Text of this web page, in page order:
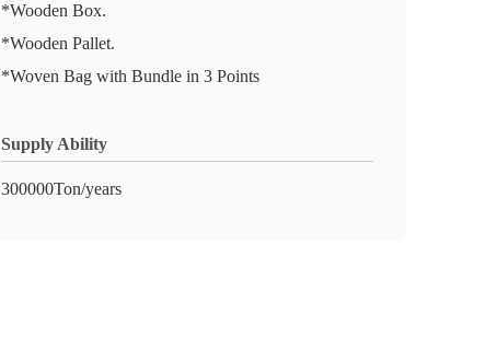
*Wooden Box.
*Wooden Pallet.
*Woven Bag with Bundle in 3 Points
Supply Ability
300000Ton/years